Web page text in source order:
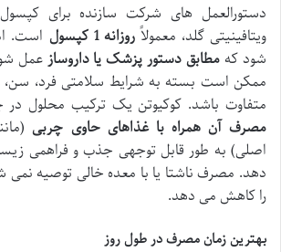
دستورالعمل های شرکت سازنده برای
ویتافینیتی گلد، معمولاًروزانه 1 کپسول
است.
شود کهمطابق دستور پزشک یا داروسازعمل
ممکن است بسته به شرایط سلامتی فرد،
متفاوت باشد. کوکیوتن یک ترکیب محلول در
مصرف آن همراه با غذاهای حاوی چربی
اصلی) به طور قابل توجهی جذب و فراهمی
دهد. مصرف ناشتا یا با معده خالی توصیه
را کاهش می دهد.
بهترین زمان مصرف در طول روز